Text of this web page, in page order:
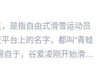
是指自由式滑雪运动员
台上的名字，都叫“青蛙
自于，谷爱凌刚开始滑雪